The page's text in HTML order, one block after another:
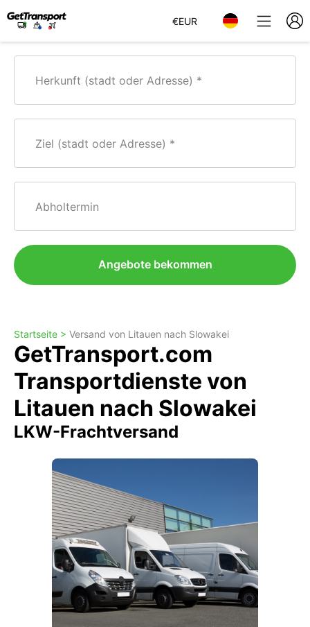
€EUR
Herkunft (stadt oder Adresse)
Ziel (stadt oder Adresse)
Abholtermin
Angebote bekommen
Startseite > Versand von Litauen nach Slowakei
GetTransport.com
Transportdienste von
Litauen nach Slowakei
LKW-Frachtversand